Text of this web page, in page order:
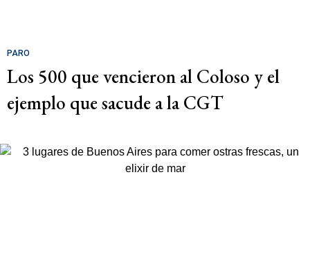
PARO
Los 500 que vencieron al Coloso y el
ejemplo que sacude a la CGT